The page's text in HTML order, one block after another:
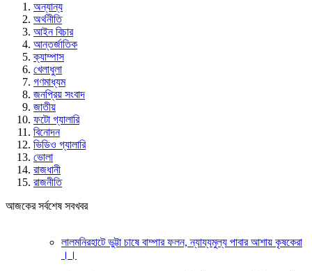
অন্যান্য
অর্থনীতি
আইন বিচার
আন্তর্জাতিক
ক্যাম্পাস
খেলাধুলা
গণমাধ্যম
জনপ্রিয় সংবাদ
জাতীয়
ফটো গ্যালারি
বিনোদন
ভিডিও গ্যালারি
ভোলা
রাজধানী
রাজনীতি
আজকের সর্বশেষ সবখবর
লালমনিরহাটে ভুট্টা চাষে বাম্পার ফলন, ন্যায্যমুল্য পাবার আশায় কৃষকেরা
।।